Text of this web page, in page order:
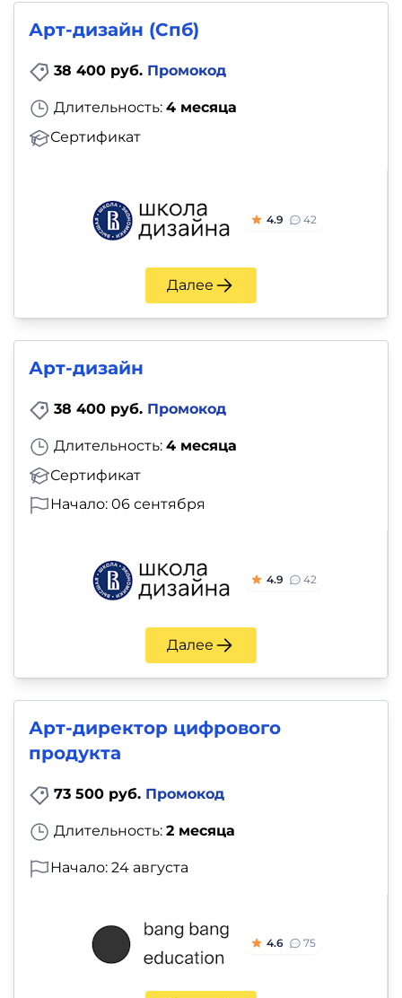
Арт-дизайн (Спб)
38 400 руб. Промокод
Длительность: 4 месяца
Сертификат
4.9 42
Далее
Арт-дизайн
38 400 руб. Промокод
Длительность: 4 месяца
Сертификат
Начало: 06 сентября
4.9 42
Далее
Арт-директор цифрового
продукта
73 500 руб. Промокод
Длительность: 2 месяца
Начало: 24 августа
4.6 75